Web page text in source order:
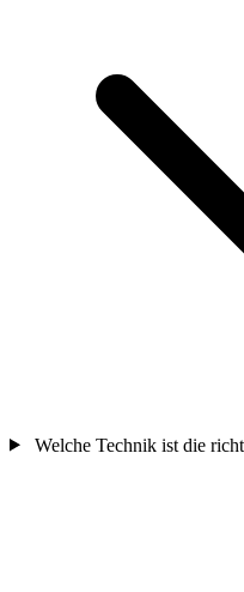
Welche Technik ist die